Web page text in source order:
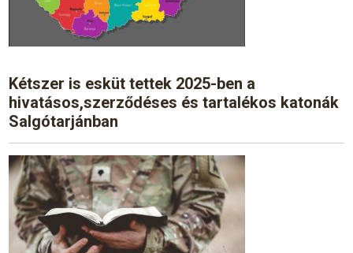
Kétszer is esküt tettek 2025-ben a
hivatásos,szerződéses és tartalékos katonák
Salgótarjánban